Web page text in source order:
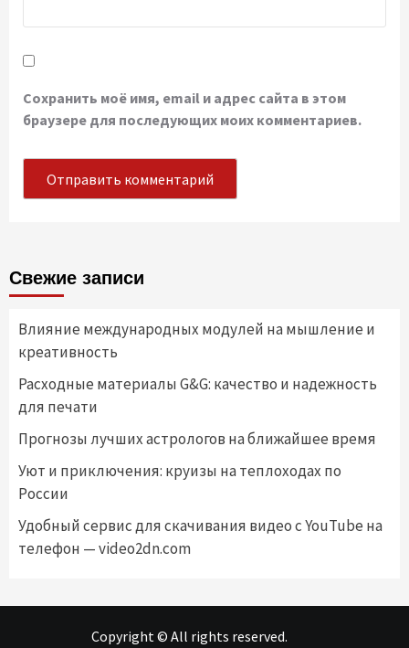
Сохранить моё имя, email и адрес сайта в этом
браузере для последующих моих комментариев.
Свежие записи
Влияние международных модулей на мышление и
креативность
Расходные материалы G&G: качество и надежность
для печати
Прогнозы лучших астрологов на ближайшее время
Уют и приключения: круизы на теплоходах по
России
Удобный сервис для скачивания видео с YouTube на
телефон — video2dn.com
Copyright © All rights reserved.